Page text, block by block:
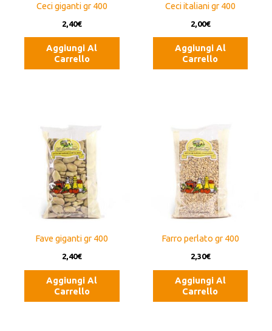
Ceci giganti gr 400
2,40€
Aggiungi Al
Carrello
Ceci italiani gr 400
2,00€
Aggiungi Al
Carrello
Fave giganti gr 400
2,40€
Aggiungi Al
Carrello
Farro perlato gr 400
2,30€
Aggiungi Al
Carrello